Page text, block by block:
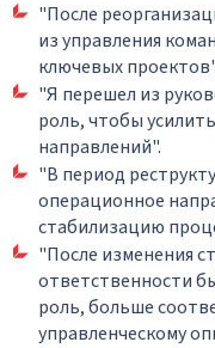
"После
из управления
ключевых
"Я перешел из
роль, чтобы
направлений".
"В период
операционное
стабилизацию
"После изменения
ответственности
роль, больше
управленческому